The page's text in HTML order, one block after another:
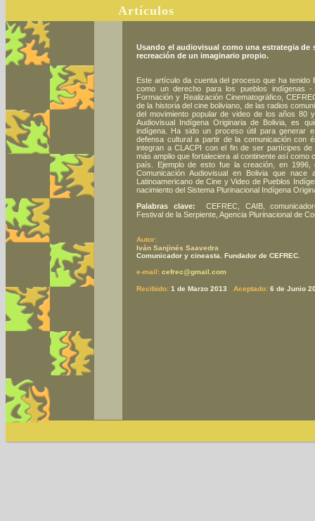
Artículos
Usando el audiovisual como una estrategia de
recreación de un imaginario propio.
Este artículo da cuenta del proceso que ha tenido
como un derecho para los pueblos indígenas
Formación y Realización Cinematográfico,
de la historia del cine boliviano, de las radios
del movimiento popular de video de los años 80
Audiovisual Indígena Originaria de Bolivia, es
indígena. Ha sido un proceso útil para generar
defensa cultural a partir de la comunicación con
integran a CLACPI con el fin de ser partícipes de
más amplio que fortaleciera al continente así
país. Ejemplo de esto fue la creación, en 1996,
Comunicación Audiovisual en Bolivia que
Latinoamericano de Cine y Video de Pueblos
nacimiento del Sistema Plurinacional Indígena
Palabras clave:
CEFREC, CAIB,
Festival de la Serpiente, Agencia Plurinacional de
Autor:
Iván Sanjinés Saavedra
Comunicador y cineasta. Fundador de CEFREC.
e-mail: cefrec@gmail.com
Recibido: 1 de Marzo 2013 Aceptado: 6 de Junio